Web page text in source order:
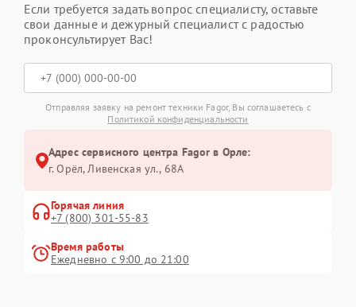
Если требуется задать вопрос специалисту, оставьте
свои данные и дежурный специалист с радостью
проконсультирует Вас!
Отправляя заявку на ремонт техники Fagor, Вы соглашаетесь с
Политикой конфиденциальности
Адрес сервисного центра Fagor в Орле:
г. Орёл, Ливенская ул., 68А
Горячая линия
+7 (800) 301-55-83
Время работы
Ежедневно с 9:00 до 21:00